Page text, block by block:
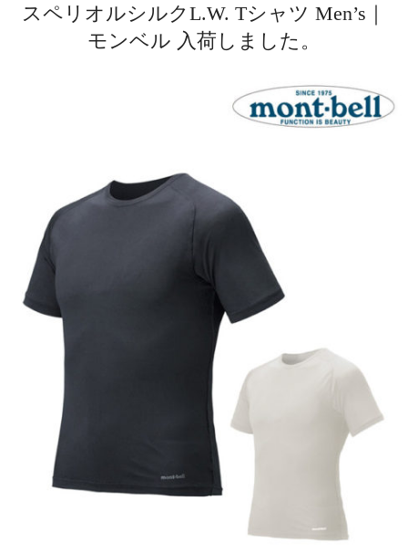
スペリオルシルクL.W. Tシャツ Men’s｜
モンベル 入荷しました。